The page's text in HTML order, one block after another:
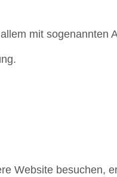
mit sogenannten
Website besuchen,